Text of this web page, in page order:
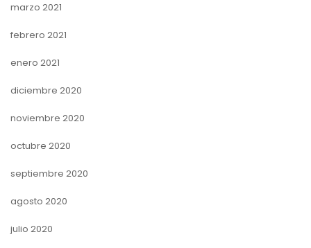
marzo 2021
febrero 2021
enero 2021
diciembre 2020
noviembre 2020
octubre 2020
septiembre 2020
agosto 2020
julio 2020